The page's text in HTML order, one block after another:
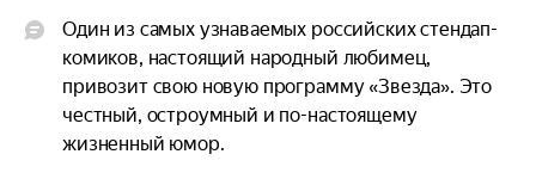
Один из самых узнаваемых российских стендап-
комиков, настоящий народный любимец,
привозит свою новую программу «Звезда». Это
честный, остроумный и по-настоящему
жизненный юмор.